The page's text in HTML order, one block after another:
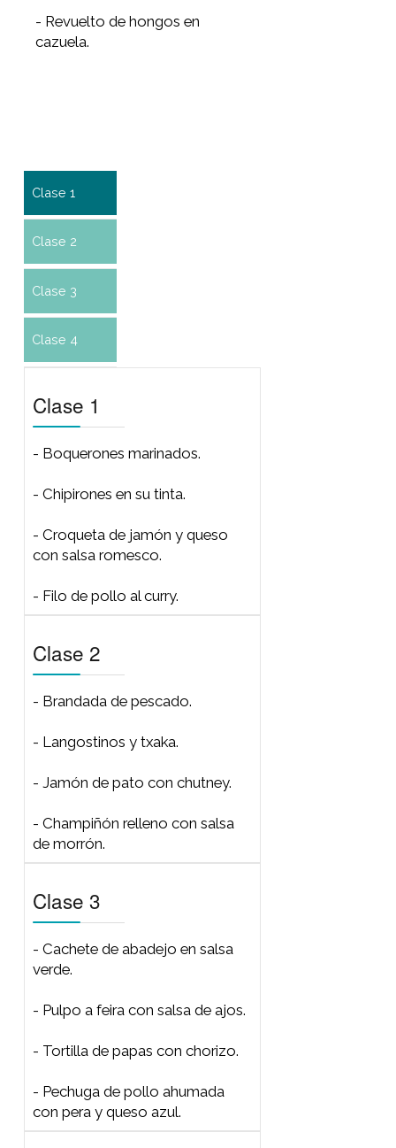
- Pulpo a feira con salsa de ajos.
Clase 4
- Blinis con tartar de salmón.
- Mejillón relleno con alioli.
- Pincho de cerdo, ciruelas y
- Revuelto de hongos en
cazuela.
Clase 1
Clase 2
Clase 4
Clase 1
- Boquerones marinados.
- Chipirones en su tinta.
con salsa romesco.
- Filo de pollo al curry.
Clase 2